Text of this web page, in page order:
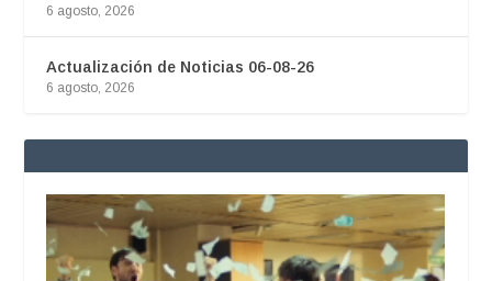
6 agosto, 2026
Actualización de Noticias 06-08-26
6 agosto, 2026